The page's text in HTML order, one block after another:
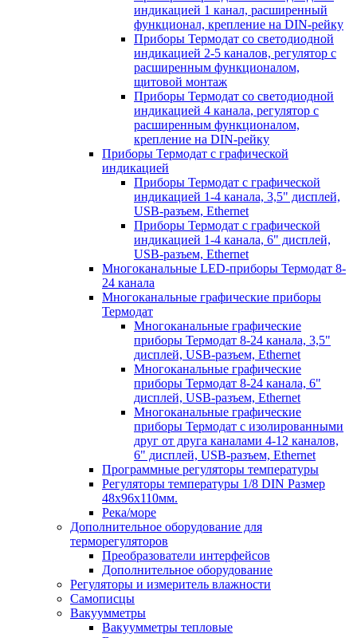
индикацией 1 канал, расширенный
функционал, крепление на DIN-рейку
Приборы Термодат со светодиодной
индикацией 2-5 каналов, регулятор с
расширенным функционалом,
щитовой монтаж
Приборы Термодат со светодиодной
индикацией 4 канала, регулятор с
расширенным функционалом,
крепление на DIN-рейку
Приборы Термодат с графической
индикацией
Приборы Термодат с графической
индикацией 1-4 канала, 3,5" дисплей,
USB-разъем, Ethernet
Приборы Термодат с графической
индикацией 1-4 канала, 6" дисплей,
USB-разъем, Ethernet
Многоканальные LED-приборы Термодат 8-
24 канала
Многоканальные графические приборы
Термодат
Многоканальные графические
приборы Термодат 8-24 канала, 3,5"
дисплей, USB-разъем, Ethernet
Многоканальные графические
приборы Термодат 8-24 канала, 6"
дисплей, USB-разъем, Ethernet
Многоканальные графические
приборы Термодат с изолированными
друг от друга каналами 4-12 каналов,
6" дисплей, USB-разъем, Ethernet
Программные регуляторы температуры
Регуляторы температуры 1/8 DIN Размер
48х96х110мм.
Река/море
Дополнительное оборудование для
терморегуляторов
Преобразователи интерфейсов
Дополнительное оборудование
Регуляторы и измеритель влажности
Самописцы
Вакуумметры
Вакуумметры тепловые